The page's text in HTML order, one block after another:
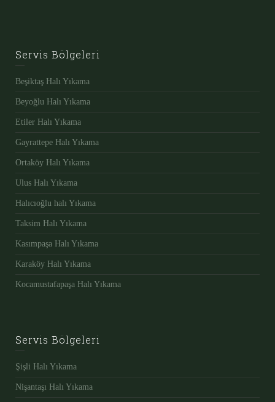
Servis Bölgeleri
Beşiktaş Halı Yıkama
Beyoğlu Halı Yıkama
Etiler Halı Yıkama
Gayrattepe Halı Yıkama
Ortaköy Halı Yıkama
Ulus Halı Yıkama
Halıcıoğlu halı Yıkama
Taksim Halı Yıkama
Kasımpaşa Halı Yıkama
Karaköy Halı Yıkama
Kocamustafapaşa Halı Yıkama
Servis Bölgeleri
Şişli Halı Yıkama
Nişantaşı Halı Yıkama